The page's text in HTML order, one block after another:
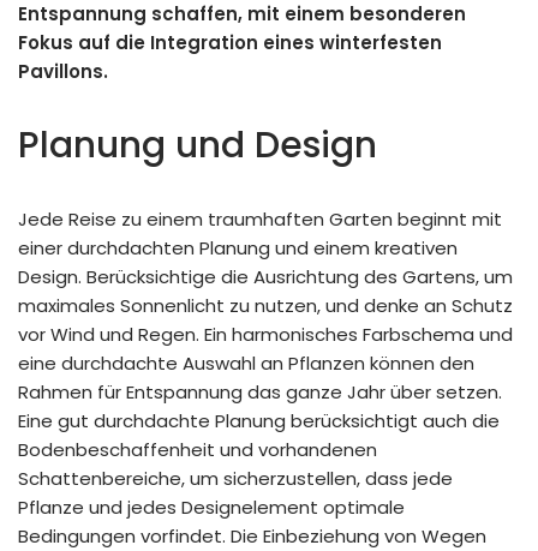
Entspannung schaffen, mit einem besonderen
Fokus auf die Integration eines winterfesten
Pavillons.
Planung und Design
Jede Reise zu einem traumhaften Garten beginnt mit
einer durchdachten Planung und einem kreativen
Design. Berücksichtige die Ausrichtung des Gartens, um
maximales Sonnenlicht zu nutzen, und denke an Schutz
vor Wind und Regen. Ein harmonisches Farbschema und
eine durchdachte Auswahl an Pflanzen können den
Rahmen für Entspannung das ganze Jahr über setzen.
Eine gut durchdachte Planung berücksichtigt auch die
Bodenbeschaffenheit und vorhandenen
Schattenbereiche, um sicherzustellen, dass jede
Pflanze und jedes Designelement optimale
Bedingungen vorfindet. Die Einbeziehung von Wegen